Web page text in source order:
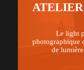
Le light
photographique
de